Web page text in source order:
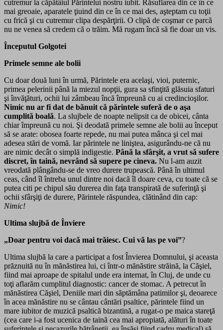
cutremur la căpătâiul Părintelui nostru iubit. Răsuflarea din ce în ce
mai greoaie, aparatele ţiuind din ce în ce mai des, aşteptam cu toţii
cu frică şi cu cutremur clipa despărţirii. O clipă de coşmar ce parcă
nu ne venea să credem că o trăim. Mă rugam încă să fie doar un vis.
Începutul Golgotei
Primele semne ale bolii
Cu doar două luni în urmă, Părintele era acelaşi, vioi, puternic,
primea pelerinii până la miezul nopţii, gura sa sfinţită glăsuia sfaturi
şi învăţături, ochii lui zâmbeau încă împreună cu ai credincioşilor.
Nimic nu ar fi dat de bănuit că părintele suferă de o aşa
cumplită boală. La slujbele de noapte nelipsit ca de obicei, cânta
chiar împreună cu noi. Şi deodată primele semne ale bolii au început
să se arate: obosea foarte repede, nu mai putea mânca şi cel mai
adesea stări de vomă. Iar părintele ne liniştea, asigurându-ne că nu
are nimic decât o simplă indigestie. Până la sfârşit, a vrut să sufere
discret, în taină, nevrând să supere pe cineva. Nu l-am auzit
vreodată plângându-se de vreo durere trupească. Până în ultimul
ceas, când îl întreba unul dintre noi dacă îl doare ceva, cu toate că se
putea citi pe chipul său durerea din faţa transpirată de suferinţă şi
ochii sfârşiţi de durere, Părintele răspundea, clătinând din cap:
Nimic!
Ultima slujbă de Înviere
„Doar pentru voi dacă mai trăiesc. Cui vă las pe voi”?
Ultima slujbă la care a participat a fost Învierea Domnului, şi aceasta
prăznuită nu în mănăstirea lui, ci într-o mănăstire străină, la Căşiel,
fiind mai aproape de spitalul unde era internat, în Cluj, de unde cu
toţi aflarăm cumplitul diagnostic: cancer de stomac. A petrecut în
mănăstirea Căşiel, Deniile mari din săptămâna patimilor şi, deoarece
în acea mănăstire nu se cântau cântări psaltice, părintele fiind un
mare iubitor de muzică psaltică bizantină, a rugat-o pe maica stareţă
(cea care i-a fost ucenica de taină cea mai apropiată, alături în toate